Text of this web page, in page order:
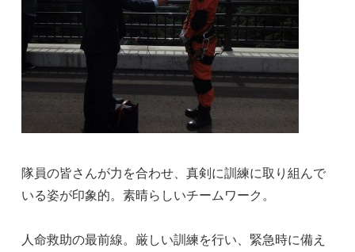
隊員の皆さんが力を合わせ、真剣に訓練に取り組んで
いる姿が印象的。素晴らしいチームワーク。
人命救助の最前線。厳しい訓練を行い、緊急時に備え